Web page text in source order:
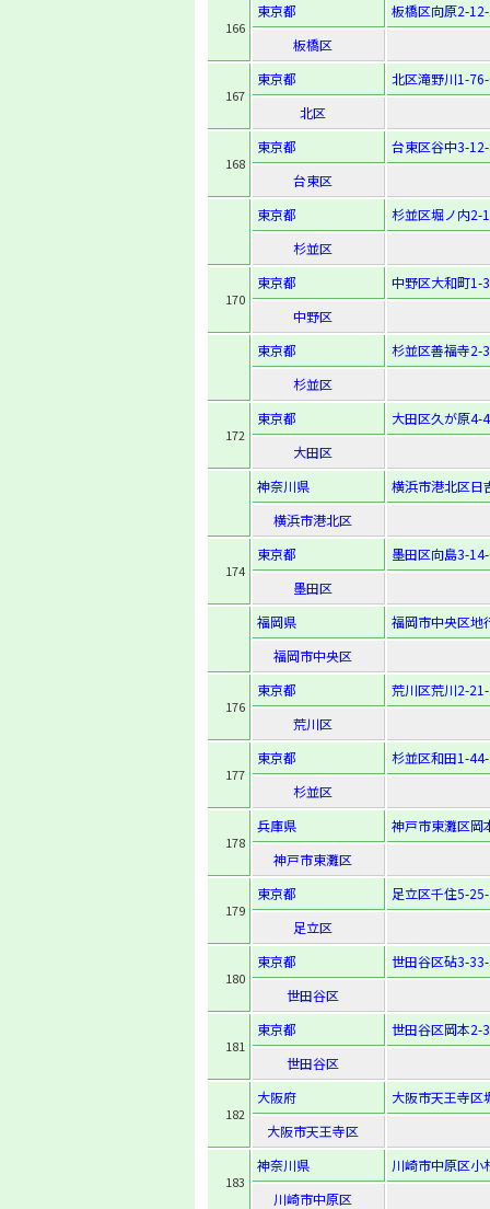
166
東京都
板橋区向原2-
板橋区
167
東京都
北区滝野川1-
北区
168
東京都
台東区谷中3-
台東区
東京都
杉並区堀ノ内2-
杉並区
170
東京都
中野区大和町1-
中野区
東京都
杉並区善福寺2-
杉並区
172
東京都
大田区久が原4-
大田区
神奈川県
横浜市港北区日
横浜市港北区
174
東京都
墨田区向島3-
墨田区
福岡県
福岡市中央区地
福岡市中央区
176
東京都
荒川区荒川2-
荒川区
177
東京都
杉並区和田1-
杉並区
178
兵庫県
神戸市東灘区岡
神戸市東灘区
179
東京都
足立区千住5-
足立区
180
東京都
世田谷区砧3-
世田谷区
181
東京都
世田谷区岡本2-
世田谷区
182
大阪府
大阪市天王寺区
大阪市天王寺区
183
神奈川県
川崎市中原区小
川崎市中原区